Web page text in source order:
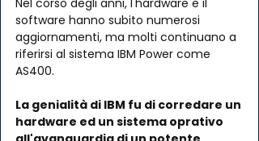
Nel corso degli anni, l'hardware e il
software hanno subito numerosi
aggiornamenti, ma molti continuano a
riferirsi al sistema IBM Power come
AS400.
La genialità di IBM fu di corredare un
hardware ed un sistema oprativo